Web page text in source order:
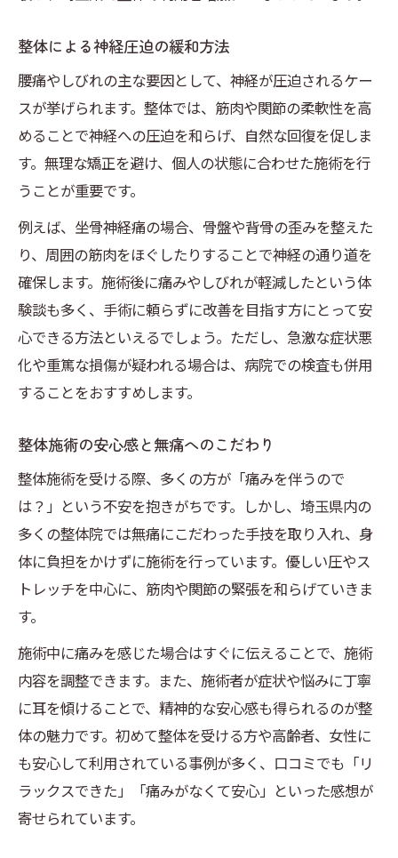
整体による神経圧迫の緩和方法
腰痛やしびれの主な要因として、神経が圧迫されるケー
スが挙げられます。整体では、筋肉や関節の柔軟性を高
めることで神経への圧迫を和らげ、自然な回復を促しま
す。無理な矯正を避け、個人の状態に合わせた施術を行
うことが重要です。
例えば、坐骨神経痛の場合、骨盤や背骨の歪みを整えた
り、周囲の筋肉をほぐしたりすることで神経の通り道を
確保します。施術後に痛みやしびれが軽減したという体
験談も多く、手術に頼らずに改善を目指す方にとって安
心できる方法といえるでしょう。ただし、急激な症状悪
化や重篤な損傷が疑われる場合は、病院での検査も併用
することをおすすめします。
整体施術の安心感と無痛へのこだわり
整体施術を受ける際、多くの方が「痛みを伴うので
は？」という不安を抱きがちです。しかし、埼玉県内の
多くの整体院では無痛にこだわった手技を取り入れ、身
体に負担をかけずに施術を行っています。優しい圧やス
トレッチを中心に、筋肉や関節の緊張を和らげていきま
す。
施術中に痛みを感じた場合はすぐに伝えることで、施術
内容を調整できます。また、施術者が症状や悩みに丁寧
に耳を傾けることで、精神的な安心感も得られるのが整
体の魅力です。初めて整体を受ける方や高齢者、女性に
も安心して利用されている事例が多く、口コミでも「リ
ラックスできた」「痛みがなくて安心」といった感想が
寄せられています。